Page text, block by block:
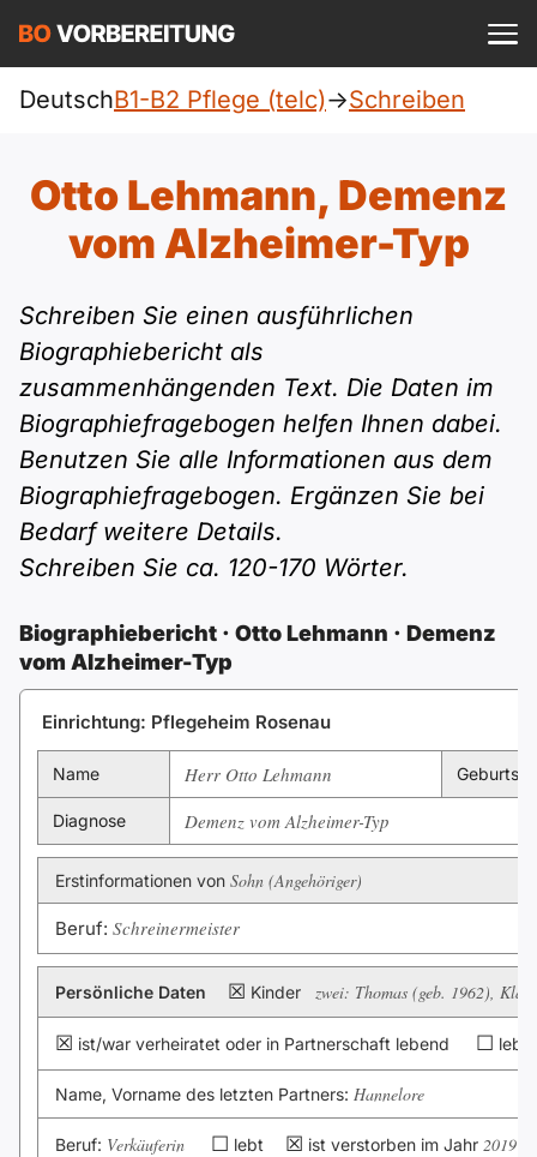
Pflege (telc)
Allgemein
DTZ
Beruf
telc
Goethe
ÖIF
ÖSD
Deutsch
Türkisch
Ukrainisch
Russisch
Polnisch
A1 Allgemein
A1 DTZ
A1 telc
A1 Goethe
A1 ÖIF
A2 Allgemein
A2 DTZ
A2 telc
A2 Goethe
A2 ÖIF
B1
B1 Allgemein
B1 DTZ
B1 Beruf
B1 Goethe
B1 ÖIF
B1 ÖSD
B1 Pflege (telc)
B2
B2 Allgemein
B2 Beruf
B2 Goethe
B2 Pflege (telc)
Blog
Webinare
Online-Kurse
Einbürgerungstest
Spiele
Schulen & Kurse
Lebenslauf erstellen
Motivationsbriefe
Einloggen ist kostenlos?
DeutschB1-B2 Pflege (telc)->Schreiben
Otto Lehmann, Demenz
vom Alzheimer-Typ
Schreiben Sie einen ausführlichen
Biographiebericht als
zusammenhängenden Text. Die Daten im
Biographiefragebogen helfen Ihnen dabei.
Benutzen Sie alle Informationen aus dem
Biographiefragebogen. Ergänzen Sie bei
Bedarf weitere Details.
Schreiben Sie ca. 120-170 Wörter.
Biographiebericht · Otto Lehmann · Demenz
vom Alzheimer-Typ
Einrichtung: Pflegeheim Rosenau
Name Herr Otto Lehmann
Diagnose Demenz vom Alzheimer-Typ
Erstinformationen von Sohn (Angehöriger)
Beruf: Schreinermeister
Persönliche Daten ☒ Kinder zwei: Thomas (geb. 1962),
☒ ist/war verheiratet oder in Partnerschaft lebend ☐
Name, Vorname des letzten Partners: Hannelore
Beruf: Verkäuferin ☐ lebt ☒ ist verstorben im Jahr 2019